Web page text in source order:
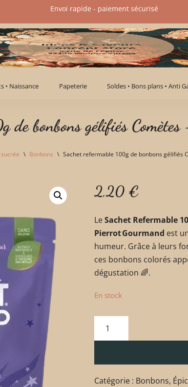
Envoi rapide - paiement sécurisé​
• Naissance Papeterie Soldes • Bons plans • Anti
de bonbons gélifiés
\ Bonbons \ Sachet refermable 100g de bonbons gélifiés
2,20 €
LeSachet Refermable
Pierrot Gourmand est
humeur. Grâce à leurs
ces bonbons colorés
dégustation 🌈.
En stock
Catégorie : Bonbons,